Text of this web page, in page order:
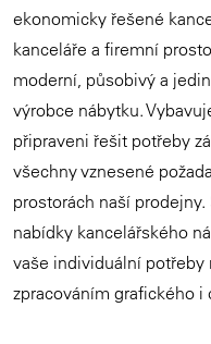
ekonomicky řešené
kanceláře a firemní
moderní, působivý a
výrobce nábytku.
připraveni řešit potřeby
všechny vznesené
prostorách naší
nabídky kancelářského
vaše individuální
zpracováním grafického i